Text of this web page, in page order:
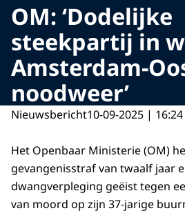
OM: ‘Dodelijke
steekpartij in
Amsterdam-
noodweer’
Nieuwsbericht10-09-2025 | 16:24
Het Openbaar Ministerie (OM)
gevangenisstraf van twaalf jaar
dwangverpleging geëist tegen
van moord op zijn 37-jarige